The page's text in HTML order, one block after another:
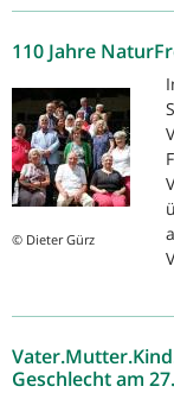
110 Jahre
© Dieter Gürz
Geschlecht am